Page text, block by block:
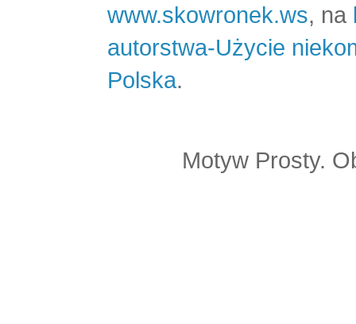
www.skowronek.ws, na
autorstwa-Użycie
Polska.
Motyw Prosty.